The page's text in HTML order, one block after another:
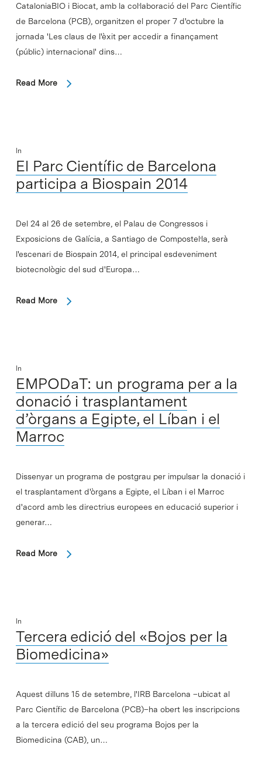
CataloniaBIO i Biocat, amb la col·laboració del Parc Científic
de Barcelona (PCB), organitzen el proper 7 d'octubre la
jornada 'Les claus de l'èxit per accedir a finançament
(públic) internacional' dins…
Read More
In
El Parc Científic de Barcelona
participa a Biospain 2014
Del 24 al 26 de setembre, el Palau de Congressos i
Exposicions de Galícia, a Santiago de Compostel·la, serà
l'escenari de Biospain 2014, el principal esdeveniment
biotecnològic del sud d'Europa…
Read More
In
EMPODaT: un programa per a la
donació i trasplantament
d’òrgans a Egipte, el Líban i el
Marroc
Dissenyar un programa de postgrau per impulsar la donació i
el trasplantament d'òrgans a Egipte, el Líban i el Marroc
d'acord amb les directrius europees en educació superior i
generar…
Read More
In
Tercera edició del «Bojos per la
Biomedicina»
Aquest dilluns 15 de setembre, l'IRB Barcelona –ubicat al
Parc Científic de Barcelona (PCB)–ha obert les inscripcions
a la tercera edició del seu programa Bojos per la
Biomedicina (CAB), un…